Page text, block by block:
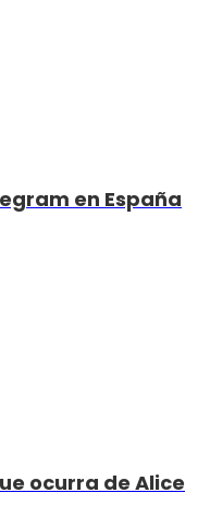
en España
ocurra de Alice